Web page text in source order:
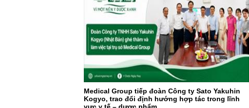
Medical Group tiếp đoàn Công ty Sato Yakuhin
Kogyo, trao đổi định hướng hợp tác trong lĩnh